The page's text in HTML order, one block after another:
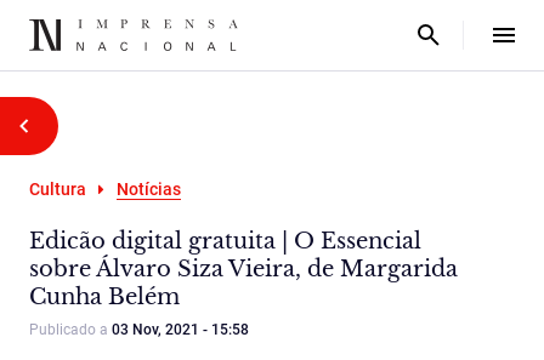
Cultura Notícias
Edicão digital gratuita | O Essencial
sobre Álvaro Siza Vieira, de Margarida
Cunha Belém
Publicado a 03 Nov, 2021 - 15:58